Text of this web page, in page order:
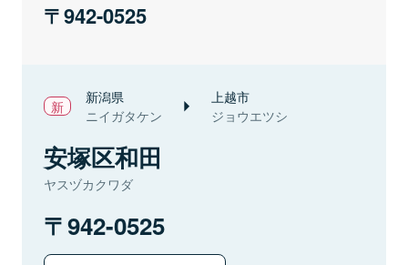
942-0525
新潟県
ニイガタケン
上越市
ジョウエツシ
安塚区和田
ヤスヅカクワダ
942-0525